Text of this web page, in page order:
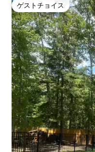
ゲストチョイス
ゲストチョイス